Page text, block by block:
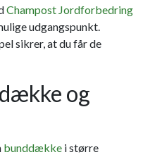
Champost Jordforbedring
udgangspunkt.
sikrer, at du får de
og
bunddække i større